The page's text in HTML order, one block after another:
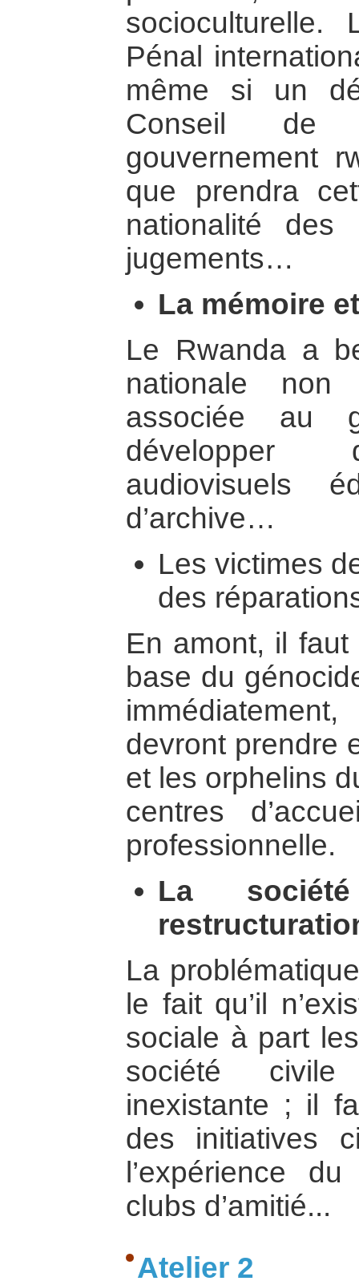
socioculturelle.
Pénal
même si un
Conseil
gouvernement
que prendra
nationalité des
jugements…
La mémoire
Le Rwanda a
nationale
associée au
développer
audiovisuels
d’archive…
Les victimes
des
En amont, il faut
base du
devront prendre
et les orphelins
centres
professionnelle.
La
La
le fait qu’il
sociale à part
société
inexistante ; il
des initiatives
l’expérience
clubs d’amitié...
Atelier 2